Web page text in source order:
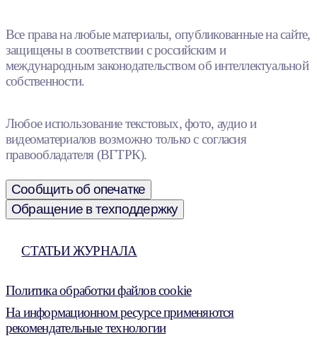
Все права на любые материалы, опубликованные на сайте,
защищены в соответствии с российским и
международным законодательством об интеллектуальной
собственности.
Любое использование текстовых, фото, аудио и
видеоматериалов возможно только с согласия
правообладателя (ВГТРК).
Сообщить об опечатке
Обращение в техподдержку
СТАТЬИ ЖУРНАЛА
Политика обработки файлов cookie
На информационном ресурсе применяются
рекомендательные технологии